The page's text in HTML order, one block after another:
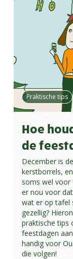
Praktische tips
Hoe
de
December is
kerstborrels,
soms wel voor
er nou voor
wat er op tafel
gezellig?
praktische tips
feestdagen
handig voor
die volgen!